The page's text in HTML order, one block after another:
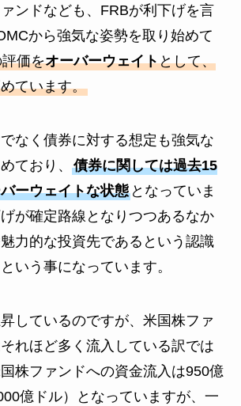
ンドなども、FRBが利下げを言
から強気な姿勢を取り始めて
価をオーバーウェイトとして、
ています。
なく債券に対する想定も強気な
ており、 債券に関しては過去15
ーウェイトな状態となっていま
が確定路線となりつつあるなか
力的な投資先であるという認識
いう事になっています。
しているのですが、米国株ファ
れほど多く流入している訳では
株ファンドへの資金流入は950億
億ドル）となっていますが、一